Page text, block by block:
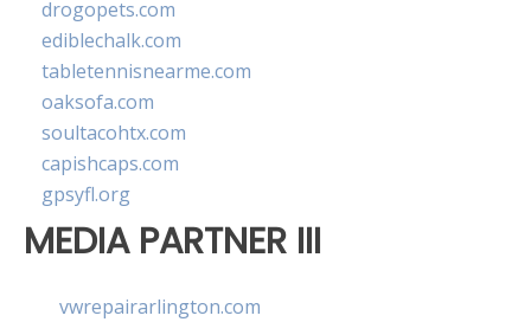
drogopets.com
ediblechalk.com
tabletennisnearme.com
oaksofa.com
soultacohtx.com
capishcaps.com
gpsyfl.org
MEDIA PARTNER III
vwrepairarlington.com